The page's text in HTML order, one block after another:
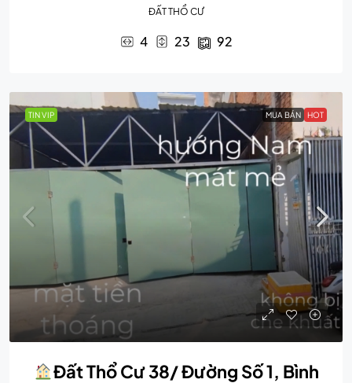
ĐẤT THỔ CƯ
4 23 92
TIN VIP MUA BÁN HOT
Đất Thổ Cư 38/ Đường Số 1, Bình